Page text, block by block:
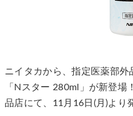
ニイタカから、指定医薬部
「Nスター 280ml」が新登場
品店にて、11月16日(月)より